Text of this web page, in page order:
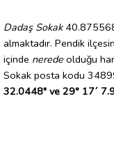
Dadaş Sokak
almaktadır. Pendik
içinde nerede olduğu
Sokak posta kodu
32.0448" ve 29° 17´